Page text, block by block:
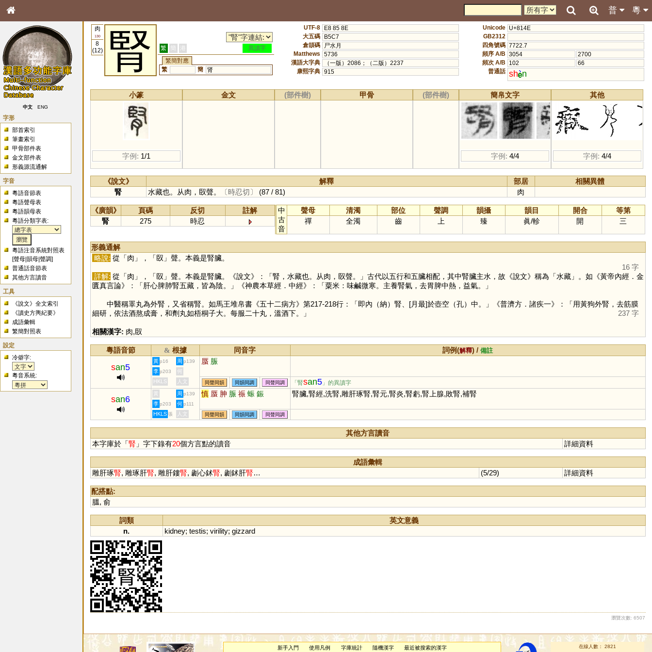
粵
普
中文 ENG
字形
部首索引
筆畫索引
甲骨部件表
金文部件表
形義源流通解
字音
粵語音節表
粵語聲母表
粵語韻母表
粵語分類字表:
粵語注音系統對照表
[聲母 |韻母 |聲調]
普通話音節表
其他方言讀音
工具
《說文》全文索引
《讀史方輿紀要》
成語彙輯
繁簡對照表
設定
冷僻字:
粵音系統:
肉
130
8
(12)
腎 繁 簡 港
異讀字
繁簡對應
繁
簡 肾
UTF-8
E8 85 8E
大五碼
B5C7
倉頡碼
尸水月
Matthews
5736
漢語大字典
（一版）2086；（二版）2237
康熙字典 915
Unicode U+814E
GB2312
四角號碼 7722.7
頻序 A/B 3054
2700
頻次 A/B
102
66
普通話 sh n
小篆
字例: 1/1
金文 (部件樹) 甲骨 (部件樹) 簡帛文字
字例: 4/4
其他
字例: 4/4
《說文》 解釋 部居
相關異體
腎
水藏也。从肉，臤聲。 〔時忍切〕 (87 / 81) 肉
《廣韻》 頁碼 反切
註解
腎
275 時忍
中
古
音
聲母 清濁 部位 聲調 韻攝 韻目 開合
等第
禪
全濁 齒 上 臻 眞/軫 開 三
形義通解
略說: 從「肉 」，「臤 」聲。本義是腎臟。
16 字
詳解: 從「肉 」，「臤 」聲。本義是腎臟。《說文》：「腎，水藏也。从肉，臤聲。」古代以五行和五臟相配，其中腎臟主水，故《說文》稱為「水藏」。如《黃帝內經．金
匱真言論》：「肝心脾肺腎五藏，皆為陰。」《神農本草經．中經》：「粟米：味鹹微寒。主養腎氣，去胃脾中熱，益氣。」
中醫稱睪丸為外腎，又省稱腎。如馬王堆帛書《五十二病方》第217-218行：「即內（納）腎、[月最]於壺空（孔）中。」《普濟方．諸疾一》：「用黃狗外腎，去筋膜
細研，依法酒熬成膏，和劑丸如梧桐子大。每服二十丸，溫酒下。」
237 字
相關漢字: 肉,臤
粵語音節 & 根據 同音字 詞例(解釋) /備註
san5
黃 p16 周 p139 蜃 脤
李 p203
何
HKLS
人文 同聲同韻 同韻同調 同聲同調 「腎san5 」的異讀字
san6
黃 周 p139 慎 蜃 胂 脤 祳 蜄 鋠 腎臟,腎經,洗腎,雕肝琢腎,腎元,腎炎,腎虧,腎上腺,敗腎,補腎
李 p203 何 p111
HKLS 張 人文 同聲同韻 同韻同調 同聲同調
其他方言讀音
本字庫於「腎 」字下錄有20個方言點的讀音 詳細資料
成語彙輯
雕肝琢腎, 雕琢肝腎, 雕肝鏤腎, 劌心鉥腎, 劌鉥肝腎… (5/29) 詳細資料
配搭點:
膃, 俞
詞類
英文意義
n.
kidney; testis; virility; gizzard
瀏覽次數: 6507
新手入門 使用凡例 字庫統計 隨機漢字 最近被搜索的漢字
在線人數： 2821